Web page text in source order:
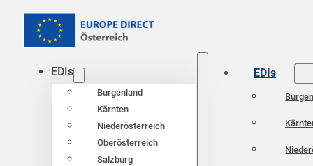
EDIs
Burgenland
Kärnten
Niederösterreich
Oberösterreich
Salzburg
EDIs